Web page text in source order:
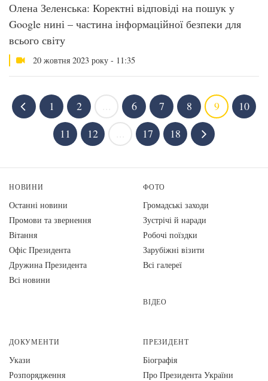
Олена Зеленська: Коректні відповіді на пошук у
Google нині – частина інформаційної безпеки для
всього світу
20 жовтня 2023 року - 11:35
1 2 6 7 8 9
10
11
12 17 18
НОВИНИ
Останні новини
Промови та звернення
Вiтання
Офіс Президента
Дружина Президента
Всі новини
ФОТО
Громадські заходи
Зустрічі й наради
Робочі поїздки
Зарубіжні візити
Всі галереї
ВІДЕО
ДОКУМЕНТИ
Укази
Розпорядження
ПРЕЗИДЕНТ
Біографія
Про Президента України